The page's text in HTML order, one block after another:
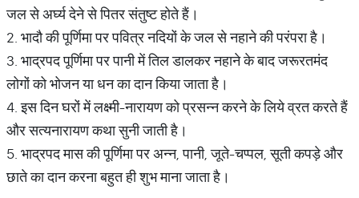
जल से अर्घ्य देने से पितर संतुष्ट होते हैं।
2. भादौ की पूर्णिमा पर पवित्र नदियों के जल से नहाने की परंपरा है।
3. भाद्रपद पूर्णिमा पर पानी में तिल डालकर नहाने के बाद जरूरतमंद
लोगों को भोजन या धन का दान किया जाता है।
4. इस दिन घरों में लक्ष्मी-नारायण को प्रसन्न करने के लिये व्रत करते हैं
और सत्यनारायण कथा सुनी जाती है।
5. भाद्रपद मास की पूर्णिमा पर अन्न, पानी, जूते-चप्पल, सूती कपड़े और
छाते का दान करना बहुत ही शुभ माना जाता है।